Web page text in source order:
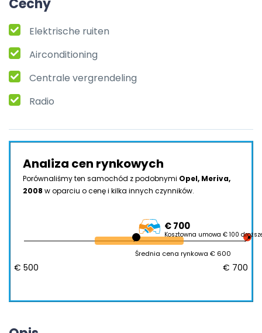
Cechy
Elektrische ruiten
Airconditioning
Centrale vergrendeling
Radio
Analiza cen rynkowych
Porównaliśmy ten samochód z podobnymi Opel, Meriva,
2008 w oparciu o cenę i kilka innych czynników.
€ 700
Kosztowna umowa € 100
Średnia cena rynkowa € 600
€ 500 € 700